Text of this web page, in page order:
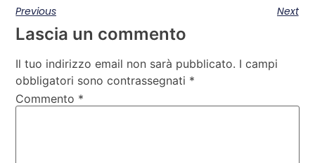
Previous Next
Lascia un commento
Il tuo indirizzo email non sarà pubblicato. I campi
obbligatori sono contrassegnati *
Commento *